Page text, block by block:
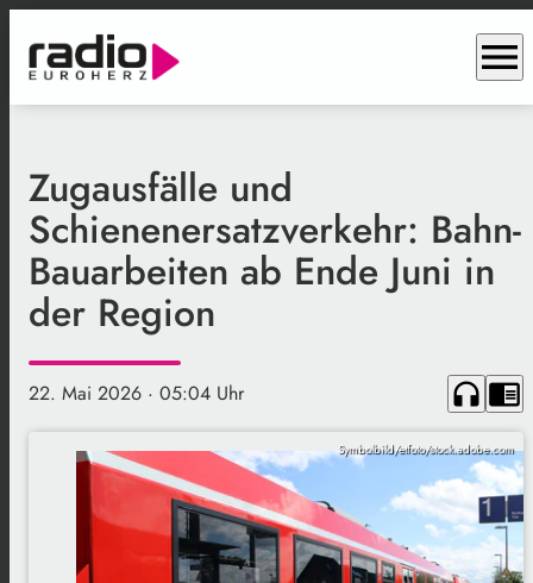
menu
Zugausfälle und
Schienenersatzverkehr: Bahn-
Bauarbeiten ab Ende Juni in
der Region
22. Mai 2026 · 05:04 Uhr headphones chrome_reader_mode
Symbolbild/etfoto/stock.adobe.com